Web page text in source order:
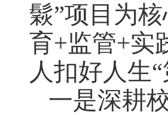
鬏”项目为
育+监管+实
人扣好人生
一是深耕